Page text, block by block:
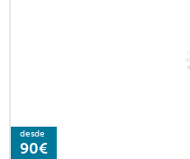
desde
90€